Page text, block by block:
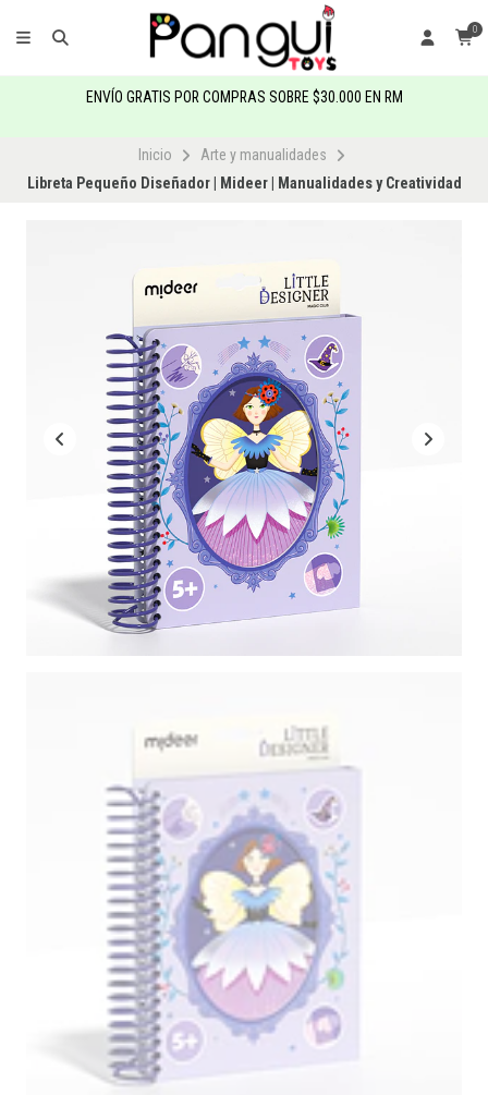
0
ENVÍO GRATIS POR COMPRAS SOBRE $30.000 EN RM
Inicio
Arte y manualidades
Libreta Pequeño Diseñador | Mideer | Manualidades y Creatividad